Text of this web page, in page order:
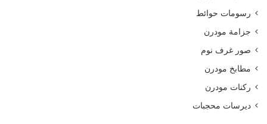
رسومات حوائط
جزامة مودرن
صور غرف نوم
مطابخ مودرن
ركنات مودرن
ديرسات محجبات